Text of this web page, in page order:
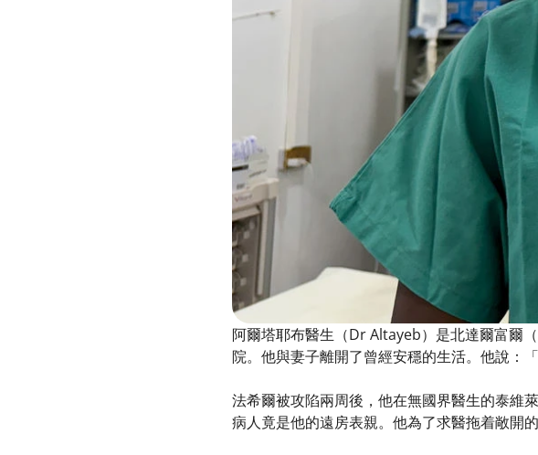
阿爾塔耶布醫生（Dr Altayeb）是北達爾富爾
院。他與妻子離開了曾經安穩的生活。他說：
法希爾被攻陷兩周後，他在無國界醫生的泰維
病人竟是他的遠房表親。他為了求醫拖着敞開